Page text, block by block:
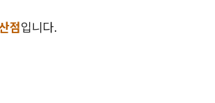
점입니다.